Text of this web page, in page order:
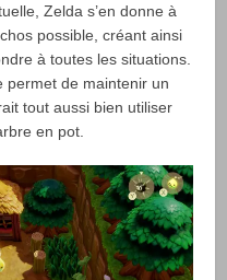
Zelda s’en donne à
possible, créant ainsi
à toutes les situations.
permet de maintenir un
tout aussi bien utiliser
en pot.